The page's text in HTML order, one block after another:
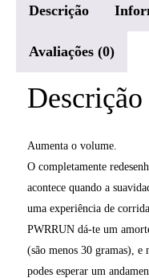
Descrição
Avaliações (0)
Descrição
Aumenta o volume.
O completamente
acontece quando a
uma experiência de
PWRRUN dá-te um
(são menos 30 gramas),
podes esperar um